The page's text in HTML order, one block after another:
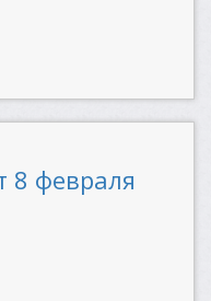
8 февраля